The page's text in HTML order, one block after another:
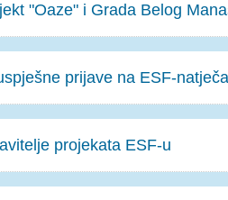
"Oaze" i Grada Belog
prijave na ESF-
projekata ESF-u